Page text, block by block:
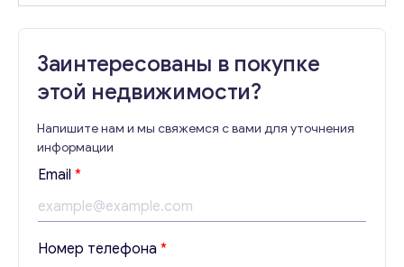
Заинтересованы в покупке
этой недвижимости?
Напишите нам и мы свяжемся с вами для уточнения
информации
к
о
м
м
е
н
Email *
Номер телефона *